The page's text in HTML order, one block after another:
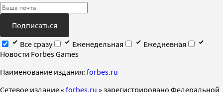
Подписаться
Все сразу
Еженедельная
Ежедневная
Новости Forbes Games
Наименование издания: forbes.ru
Cетевое издание « forbes.ru » зарегистрировано Федеральной